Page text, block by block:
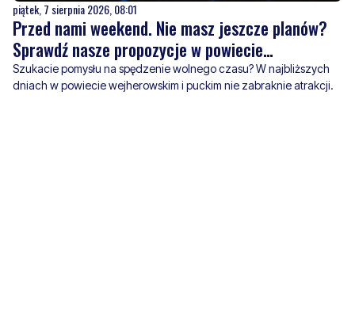
piątek, 7 sierpnia 2026, 08:01
Przed nami weekend. Nie masz jeszcze planów?
Sprawdź nasze propozycje w powiecie
wejherowskim i puckim
Szukacie pomysłu na spędzenie wolnego czasu? W najbliższych
dniach w powiecie wejherowskim i puckim nie zabraknie atrakcji.